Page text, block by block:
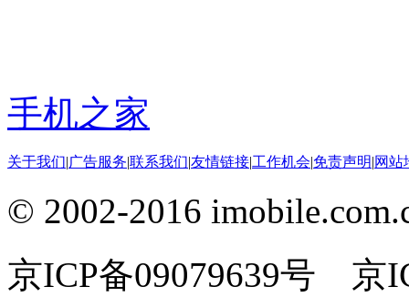
手机之家
关于我们|广告服务|联系我们|友情链接|工作机会|免责声明|网站
© 2002-2016
京ICP备09079639号 京